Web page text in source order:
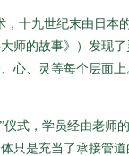
，十九世纪末由日
师的故事》
）发现
心、灵等每个层面
仪式，学员经由老
只是充当了承接管